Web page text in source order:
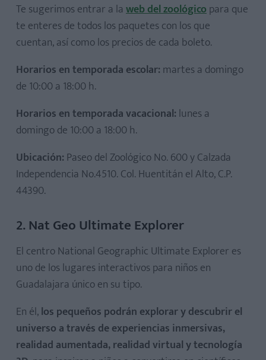
Te sugerimos entrar a la web del zoológicopara que
te enteres de todos los paquetes con los que
cuentan, así como los precios de cada boleto.
Horarios en temporada escolar: martes a domingo
de 10:00 a 18:00 h.
Horarios en temporada vacacional: lunes a
domingo de 10:00 a 18:00 h.
Ubicación: Paseo del Zoológico No. 600 y Calzada
Independencia No.4510. Col. Huentitán el Alto, C.P.
44390.
2. Nat Geo Ultimate Explorer
El centro National Geographic Ultimate Explorer es
uno de los lugares interactivos para niños en
Guadalajara único en su tipo.
En él,los pequeños podrán explorar y descubrir el
universo a través de experiencias inmersivas,
realidad aumentada, realidad virtual y tecnología